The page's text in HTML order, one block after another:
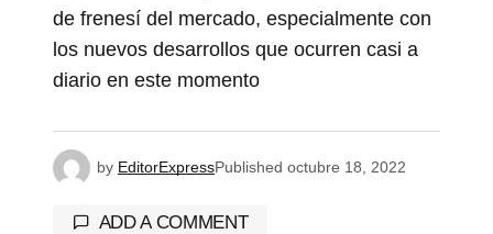
de frenesí del mercado, especialmente con
los nuevos desarrollos que ocurren casi a
diario en este momento
by EditorExpressPublished octubre 18, 2022
ADD A COMMENT